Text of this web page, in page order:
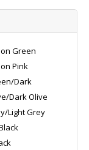
Green
Pink
dark
dark Olive
light Grey